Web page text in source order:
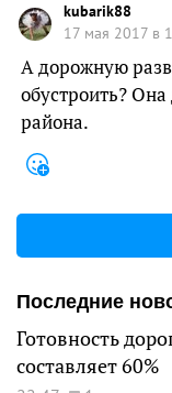
kubarik88
17 мая 2017 в
А дорожную
обустроить?
района.
Последние
Готовность
составляет 60%